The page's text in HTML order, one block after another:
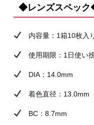
◆レンズスペッ
内容量：1箱10枚入
使用期限：1日使い捨
DIA：14.0mm
着色直径：13.0mm
BC：8.7mm